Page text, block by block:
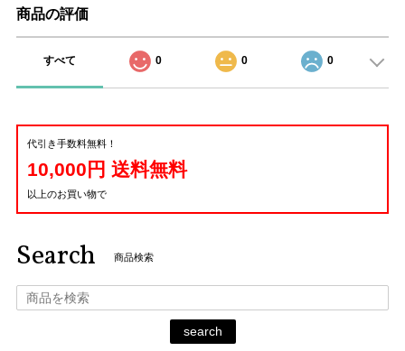
商品の評価
すべて 0 0 0
代引き手数料無料！
10,000円 送料無料
以上のお買い物で
Search 商品検索
search